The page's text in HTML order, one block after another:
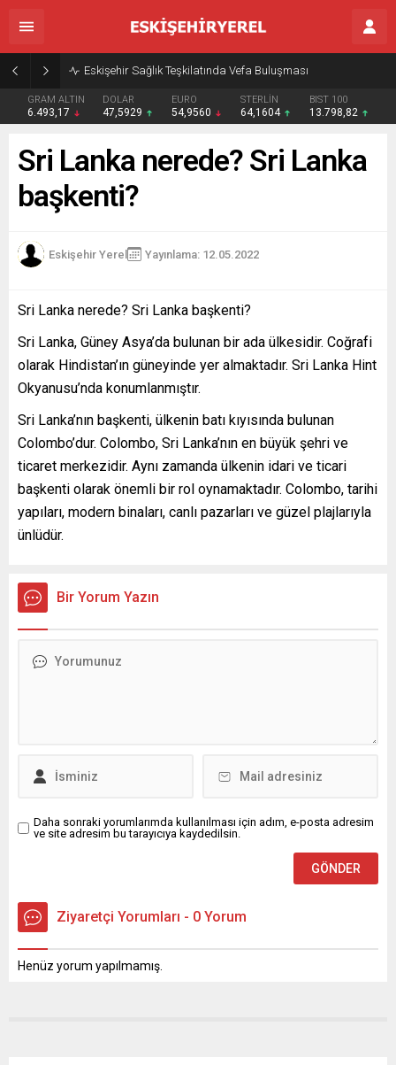
Eskişehir Sağlık Teşkilatında Vefa Buluşması
GRAM ALTIN
6.493,17
DOLAR
47,5929
EURO
54,9560
STERLİN
64,1604
BIST 100
13.798,82
Sri Lanka nerede? Sri Lanka
başkenti?
Eskişehir Yerel Yayınlama: 12.05.2022
Sri Lanka nerede? Sri Lanka başkenti?
Sri Lanka, Güney Asya’da bulunan bir ada ülkesidir. Coğrafi
olarak Hindistan’ın güneyinde yer almaktadır. Sri Lanka Hint
Okyanusu’nda konumlanmıştır.
Sri Lanka’nın başkenti, ülkenin batı kıyısında bulunan
Colombo’dur. Colombo, Sri Lanka’nın en büyük şehri ve
ticaret merkezidir. Aynı zamanda ülkenin idari ve ticari
başkenti olarak önemli bir rol oynamaktadır. Colombo, tarihi
yapıları, modern binaları, canlı pazarları ve güzel plajlarıyla
ünlüdür.
Bir Yorum Yazın
Daha sonraki yorumlarımda kullanılması için adım, e-posta adresim
ve site adresim bu tarayıcıya kaydedilsin.
Ziyaretçi Yorumları - 0 Yorum
Henüz yorum yapılmamış.